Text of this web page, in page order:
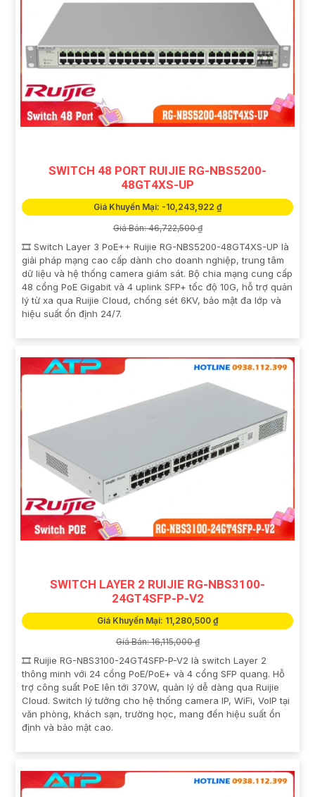
SWITCH 48 PORT RUIJIE RG-NBS5200-
48GT4XS-UP
Giá Khuyến Mại: -10,243,922 ₫
Giá Bán: 46,722,500 ₫
🎞 Switch Layer 3 PoE++ Ruijie RG-NBS5200-48GT4XS-UP là
giải pháp mạng cao cấp dành cho doanh nghiệp, trung tâm
dữ liệu và hệ thống camera giám sát. Bộ chia mạng cung cấp
48 cổng PoE Gigabit và 4 uplink SFP+ tốc độ 10G, hỗ trợ quản
lý từ xa qua Ruijie Cloud, chống sét 6KV, bảo mật đa lớp và
hiệu suất ổn định 24/7.
SWITCH LAYER 2 RUIJIE RG-NBS3100-
24GT4SFP-P-V2
Giá Khuyến Mại: 11,280,500 ₫
Giá Bán: 16,115,000 ₫
🎞 Ruijie RG-NBS3100-24GT4SFP-P-V2 là switch Layer 2
thông minh với 24 cổng PoE/PoE+ và 4 cổng SFP quang. Hỗ
trợ công suất PoE lên tới 370W, quản lý dễ dàng qua Ruijie
Cloud. Switch lý tưởng cho hệ thống camera IP, WiFi, VoIP tại
văn phòng, khách sạn, trường học, mang đến hiệu suất ổn
định và bảo mật cao.